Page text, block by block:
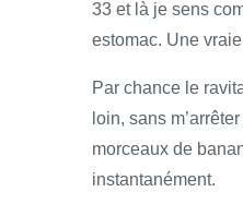
33 et là je sens
estomac. Une
Par chance le
loin, sans
morceaux de
instantanément.